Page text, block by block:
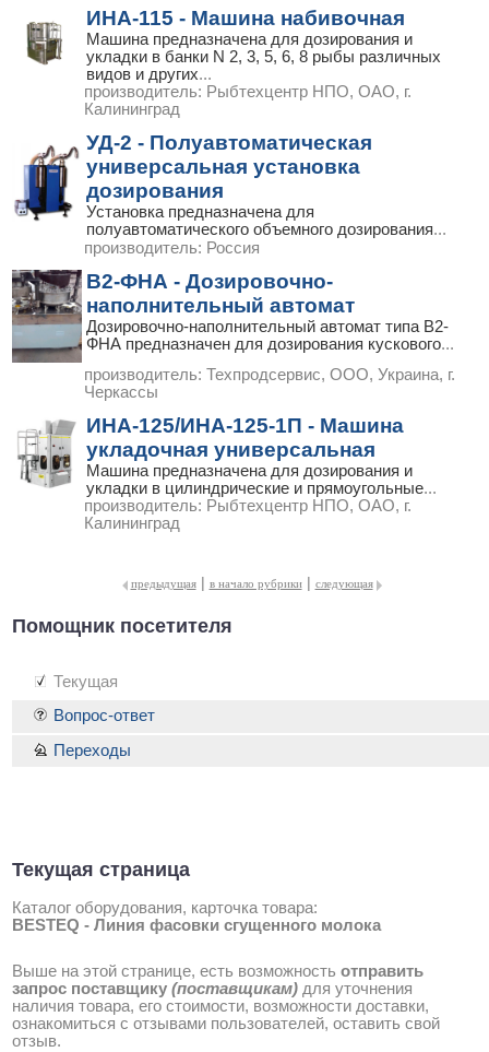
ИНА-115 - Машина набивочная
Машина предназначена для дозирования и
укладки в банки N 2, 3, 5, 6, 8 рыбы различных
видов и других...
производитель: Рыбтехцентр НПО, ОАО, г.
Калининград
УД-2 - Полуавтоматическая
универсальная установка
дозирования
Установка предназначена для
полуавтоматического объемного дозирования...
производитель: Россия
В2-ФНА - Дозировочно-
наполнительный автомат
Дозировочно-наполнительный автомат типа В2-
ФНА предназначен для дозирования кускового...
производитель: Техпродсервис, ООО, Украина, г.
Черкассы
ИНА-125/ИНА-125-1П - Машина
укладочная универсальная
Машина предназначена для дозирования и
укладки в цилиндрические и прямоугольные...
производитель: Рыбтехцентр НПО, ОАО, г.
Калининград
предыдущая | в начало рубрики | следующая
Помощник посетителя
Текущая
Текущая страница
Каталог оборудования, карточка товара:
BESTEQ - Линия фасовки сгущенного молока
Выше на этой странице, есть возможность отправить
запрос поставщику (поставщикам) для уточнения
наличия товара, его стоимости, возможности доставки,
ознакомиться с отзывами пользователей, оставить свой
отзыв.
Вопрос-ответ
Переходы